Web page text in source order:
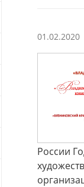
01.02.2020
России